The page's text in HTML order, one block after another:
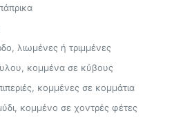
λιωμένες ή τριμμένες
κομμένα σε κύβους
κομμένες σε κομμάτια
κομμένο σε χοντρές φέτες